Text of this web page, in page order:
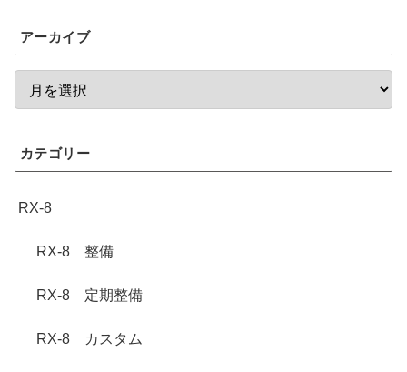
アーカイブ
カテゴリー
RX-8
RX-8 整備
RX-8 定期整備
RX-8 カスタム